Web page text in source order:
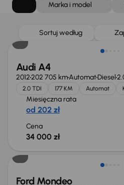
Marka i model
Sortuj według
Audi A4
2012202 705 kmAutomatDiesel
2.0 TDI 177 KM Automat
Miesięczna rata
od 202 zł
Cena
34 000 zł
Ford Mondeo